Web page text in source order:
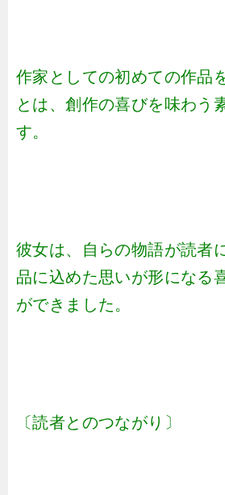
作家としての初めての作品
とは、創作の喜びを味わう
す。
彼女は、自らの物語が読者
品に込めた思いが形になる
ができました。
〔読者とのつながり〕